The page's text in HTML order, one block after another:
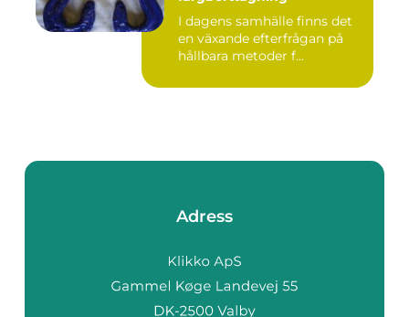
I dagens samhälle finns det
en växande efterfrågan på
hållbara metoder f...
Adress